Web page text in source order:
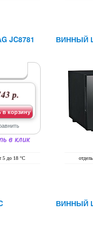
JC8781
5 до 18 °C
р.
в корзину
в клик
ВИННЫЙ
ВИННЫЙ